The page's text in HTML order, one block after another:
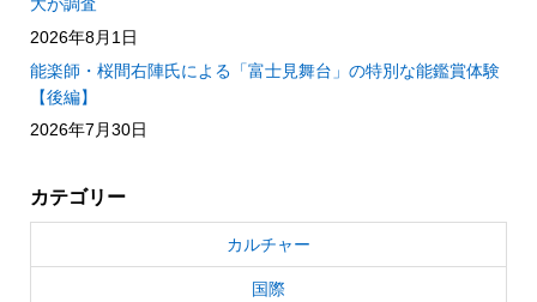
大が調査
2026年8月1日
能楽師・桜間右陣氏による「富士見舞台」の特別な能鑑賞体験
【後編】
2026年7月30日
カテゴリー
カルチャー
国際